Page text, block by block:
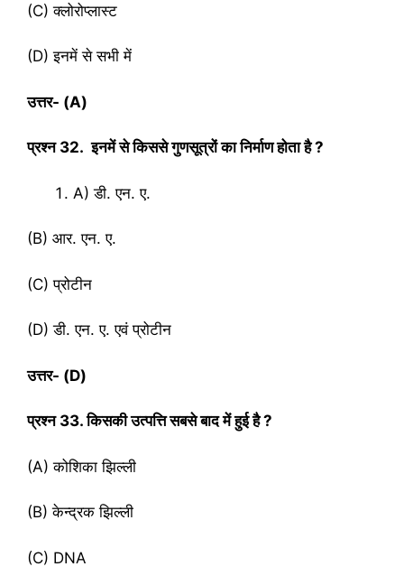
(C) क्लोरोप्लास्ट
(D) इनमें से सभी में
उत्तर- (A)
प्रश्‍न 32. इनमें से किससे गुणसूत्रों का निर्माण होता है ?
A) डी. एन. ए.
(B) आर. एन. ए.
(C) प्रोटीन
(D) डी. एन. ए. एवं प्रोटीन
उत्तर- (D)
प्रश्‍न 33. किसकी उत्पत्ति सबसे बाद में हुई है ?
(A) कोशिका झिल्ली
(B) केन्द्रक झिल्ली
(C) DNA